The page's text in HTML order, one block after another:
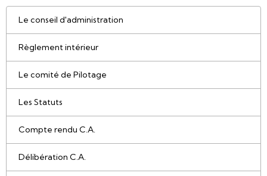
Le conseil d'administration
Règlement intérieur
Le comité de Pilotage
Les Statuts
Compte rendu C.A.
Délibération C.A.